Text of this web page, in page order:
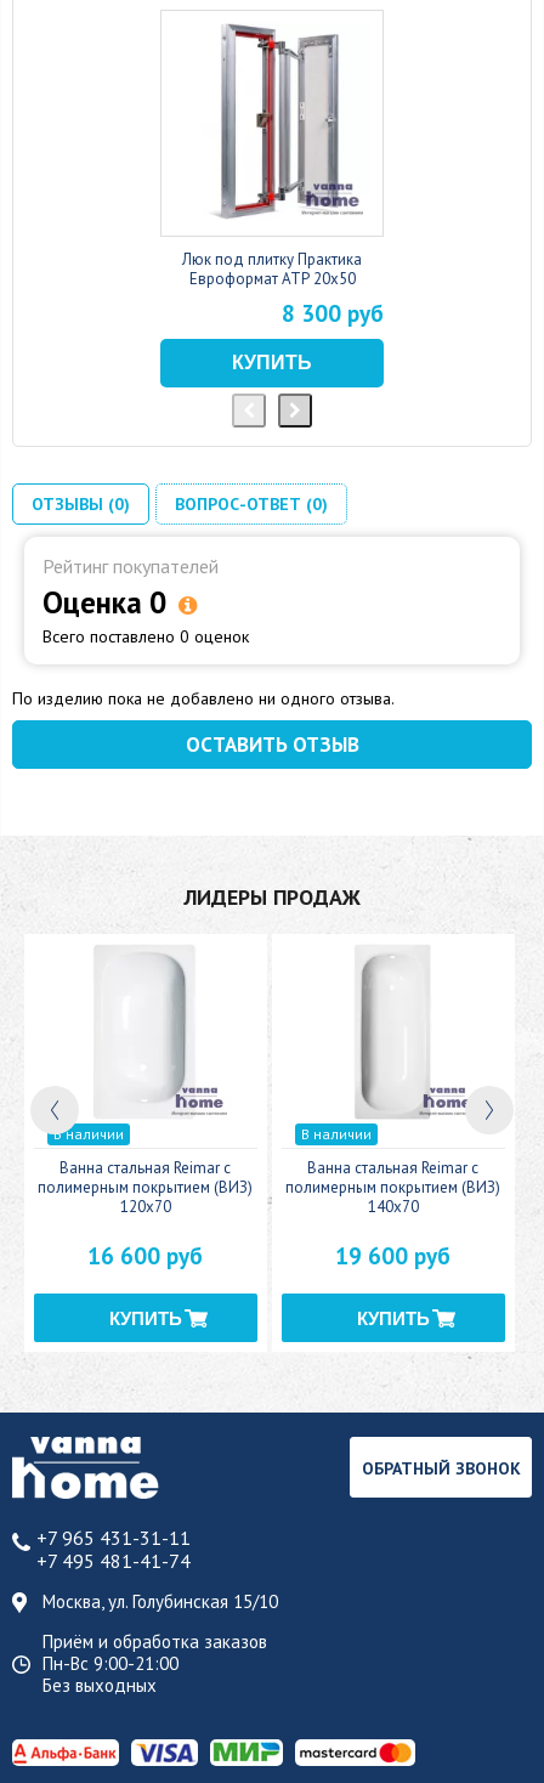
Люк под плитку Практика
Евроформат АТР 20x50
8 300 руб
ОТЗЫВЫ (0) ВОПРОС-ОТВЕТ (0)
Рейтинг покупателей
Оценка 0
Всего поставлено 0 оценок
По изделию пока не добавлено ни одного отзыва.
ОСТАВИТЬ ОТЗЫВ
ЛИДЕРЫ ПРОДАЖ
В наличии
Ванна стальная Reimar с
полимерным покрытием (ВИЗ)
120x70
16 600 руб
В наличии
Ванна стальная Reimar с
полимерным покрытием (ВИЗ)
140x70
19 600 руб
+7 965 431-31-11
+7 495 481-41-74
Москва, ул. Голубинская 15/10
Приём и обработка заказов
Пн-Вс 9:00-21:00
Без выходных
ОБРАТНЫЙ ЗВОНОК